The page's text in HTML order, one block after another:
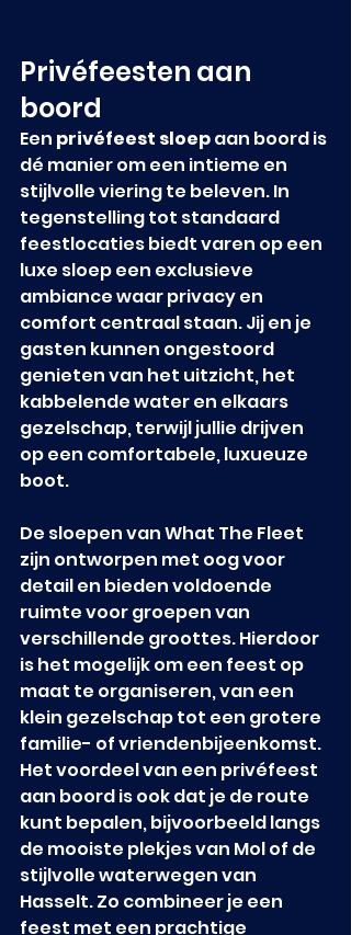
Privéfeesten aan
boord
Een privéfeest sloep aan boord is
dé manier om een intieme en
stijlvolle viering te beleven. In
tegenstelling tot standaard
feestlocaties biedt varen op een
luxe sloep een exclusieve
ambiance waar privacy en
comfort centraal staan. Jij en je
gasten kunnen ongestoord
genieten van het uitzicht, het
kabbelende water en elkaars
gezelschap, terwijl jullie drijven
op een comfortabele, luxueuze
boot.
De sloepen van What The Fleet
zijn ontworpen met oog voor
detail en bieden voldoende
ruimte voor groepen van
verschillende groottes. Hierdoor
is het mogelijk om een feest op
maat te organiseren, van een
klein gezelschap tot een grotere
familie- of vriendenbijeenkomst.
Het voordeel van een privéfeest
aan boord is ook dat je de route
kunt bepalen, bijvoorbeeld langs
de mooiste plekjes van Mol of de
stijlvolle waterwegen van
Hasselt. Zo combineer je een
feest met een prachtige